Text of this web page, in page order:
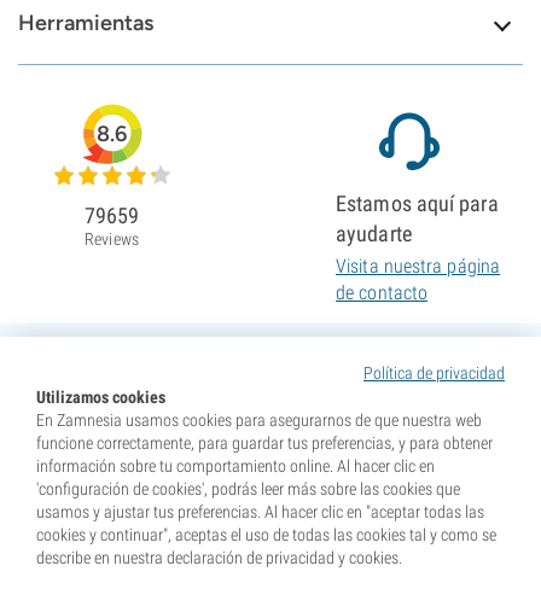
Herramientas
Política de privacidad
Utilizamos cookies
En Zamnesia usamos cookies para asegurarnos de que nuestra web
funcione correctamente, para guardar tus preferencias, y para obtener
información sobre tu comportamiento online. Al hacer clic en
'configuración de cookies', podrás leer más sobre las cookies que
usamos y ajustar tus preferencias. Al hacer clic en "aceptar todas las
cookies y continuar", aceptas el uso de todas las cookies tal y como se
describe en nuestra declaración de privacidad y cookies.
8.6
79659
Reviews
Estamos aquí para
ayudarte
Visita nuestra página
de contacto